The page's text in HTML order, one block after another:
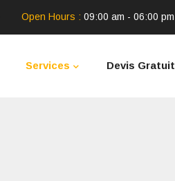
Open Hours : 09:00 am - 06:00 pm
Services Devis Gratuit